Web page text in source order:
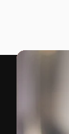
Vídeos
A